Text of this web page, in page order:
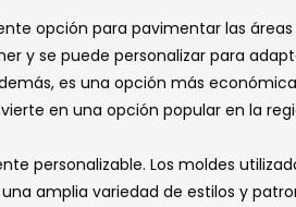
opción para pavimentar las
y se puede personalizar para
es una opción más
en una opción popular en la
personalizable. Los moldes
amplia variedad de estilos y